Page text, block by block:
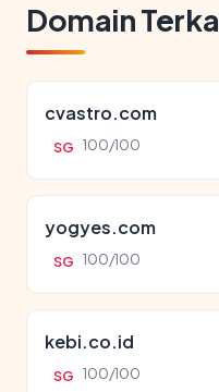
Domain
cvastro.com
SG 100/100
yogyes.com
SG 100/100
kebi.co.id
SG 100/100